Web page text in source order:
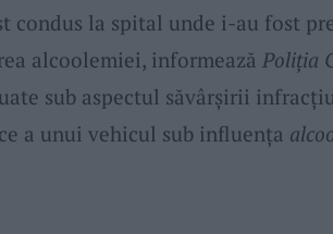
condus la spital unde i-au fost
alcoolemiei, informează Poliția
sub aspectul săvârșirii
a unui vehicul sub influența